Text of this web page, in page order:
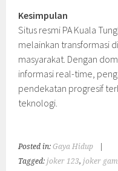
Kesimpulan
Situs resmi PA Kuala
melainkan transformasi
masyarakat. Dengan
informasi real-time,
pendekatan progresif
teknologi.
Posted in:Gaya Hidup
Tagged:joker 123,joker